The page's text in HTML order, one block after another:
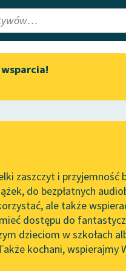
na spotkanie
skandynawskiej
Lektury na 32.
Festivalu
Lady Chatterley”
na Wolnych
audiobook – „Marzenie
zaszczyt i przyjemność
do bezpłatnych
ale także
dostępu do
dzieciom w szkołach
kochani, wspierajmy
✖